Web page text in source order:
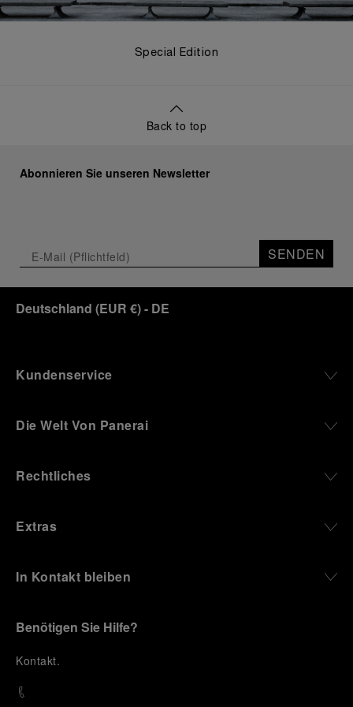
Special Edition
Back to top
Abonnieren Sie unseren Newsletter
SENDEN
Deutschland (EUR €)- DE
Kundenservice
Die Welt Von Panerai
Rechtliches
Extras
In Kontakt bleiben
Benötigen Sie Hilfe?
Kontakt.